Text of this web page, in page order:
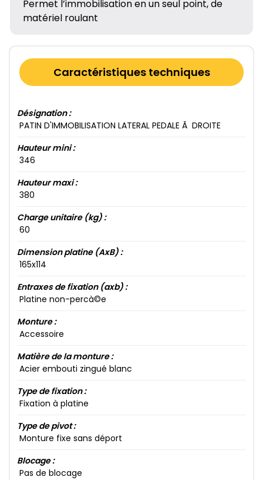
Permet l’immobilisation en un seul point, de
matériel roulant
Caractéristiques techniques
Désignation :
PATIN D'IMMOBILISATION LATERAL PEDALE Ã DROITE
Hauteur mini :
346​
Hauteur maxi :
380​
Charge unitaire (kg) :
60​
Dimension platine (AxB) :
165​x114​
Entraxes de fixation (axb) :
Platine non-percà©e
Monture :
Accessoire
Matière de la monture :
Acier embouti zingué blanc
Type de fixation :
Fixation à platine
Type de pivot :
Monture fixe sans déport
Blocage :
Pas de blocage